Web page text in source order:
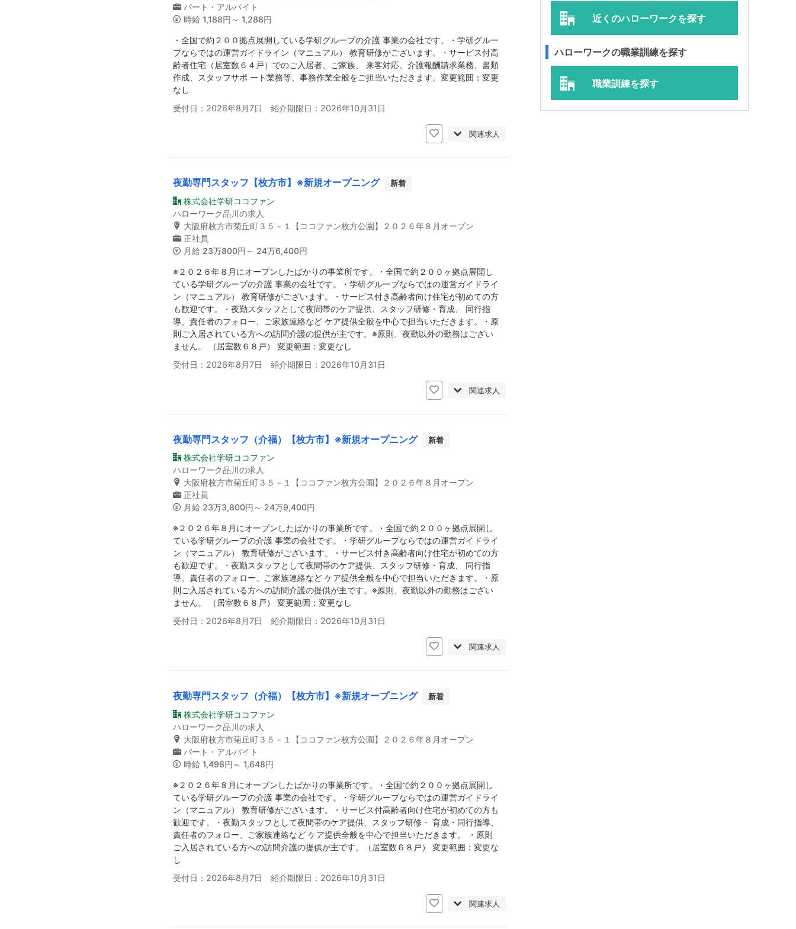
パート・アルバイト
時給 1,188円～ 1,288円
・全国で約２００拠点展開している学研グループの介護 事業の会社です。・学研グルー
プならではの運営ガイドライン（マニュアル） 教育研修がございます。・サービス付高
齢者住宅（居室数６４戸）でのご入居者、ご家族、 来客対応、介護報酬請求業務、書類
作成、スタッフサポ ート業務等、事務作業全般をご担当いただきます。変更範囲：変更
なし
受付日：2026年8月7日 紹介期限日：2026年10月31日
関連求人
夜勤専門スタッフ【枚方市】※新規オープニング 新着
株式会社学研ココファン
ハローワーク品川の求人
大阪府枚方市菊丘町３５－１【ココファン枚方公園】２０２６年８月オープン
正社員
月給 23万800円～ 24万6,400円
※２０２６年８月にオープンしたばかりの事業所です。・全国で約２００ヶ拠点展開し
ている学研グループの介護 事業の会社です。・学研グループならではの運営ガイドライ
ン（マニュアル） 教育研修がございます。・サービス付き高齢者向け住宅が初めての方
も歓迎です。・夜勤スタッフとして夜間帯のケア提供、スタッフ研修・育成、 同行指
導、責任者のフォロー、ご家族連絡など ケア提供全般を中心で担当いただきます。・原
則ご入居されている方への訪問介護の提供が主です。※原則、夜勤以外の勤務はござい
ません。 （居室数６８戸） 変更範囲：変更なし
受付日：2026年8月7日 紹介期限日：2026年10月31日
関連求人
夜勤専門スタッフ（介福）【枚方市】※新規オープニング 新着
株式会社学研ココファン
ハローワーク品川の求人
大阪府枚方市菊丘町３５－１【ココファン枚方公園】２０２６年８月オープン
正社員
月給 23万3,800円～ 24万9,400円
※２０２６年８月にオープンしたばかりの事業所です。・全国で約２００ヶ拠点展開し
ている学研グループの介護 事業の会社です。・学研グループならではの運営ガイドライ
ン（マニュアル） 教育研修がございます。・サービス付き高齢者向け住宅が初めての方
も歓迎です。・夜勤スタッフとして夜間帯のケア提供、スタッフ研修・育成、 同行指
導、責任者のフォロー、ご家族連絡など ケア提供全般を中心で担当いただきます。・原
則ご入居されている方への訪問介護の提供が主です。※原則、夜勤以外の勤務はござい
ません。 （居室数６８戸） 変更範囲：変更なし
受付日：2026年8月7日 紹介期限日：2026年10月31日
関連求人
夜勤専門スタッフ（介福）【枚方市】※新規オープニング 新着
株式会社学研ココファン
ハローワーク品川の求人
大阪府枚方市菊丘町３５－１【ココファン枚方公園】２０２６年８月オープン
パート・アルバイト
時給 1,498円～ 1,648円
※２０２６年８月にオープンしたばかりの事業所です。・全国で約２００ヶ拠点展開し
ている学研グループの介護 事業の会社です。・学研グループならではの運営ガイドライ
ン（マニュアル） 教育研修がございます。・サービス付高齢者向け住宅が初めての方も
歓迎です。・夜勤スタッフとして夜間帯のケア提供、スタッフ研修・ 育成・同行指導、
責任者のフォロー、ご家族連絡など ケア提供全般を中心で担当いただきます。 ・原則
ご入居されている方への訪問介護の提供が主です。（居室数６８戸） 変更範囲：変更な
し
受付日：2026年8月7日 紹介期限日：2026年10月31日
関連求人
近くのハローワークを探す
ハローワークの職業訓練を探す
職業訓練を探す